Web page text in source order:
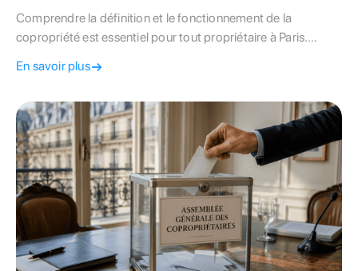
Comprendre la définition et le fonctionnement de la
copropriété est essentiel pour tout propriétaire à Paris.
gestion réussie.
En savoir plus